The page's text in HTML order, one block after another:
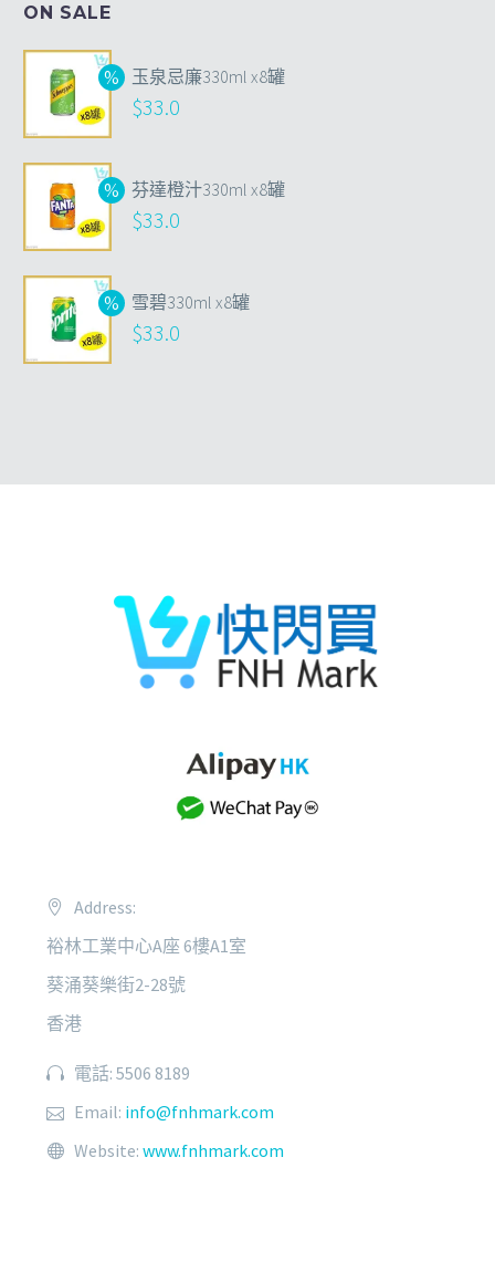
ON SALE
玉泉忌廉330ml x8罐
$33.0
芬達橙汁330ml x8罐
$33.0
雪碧330ml x8罐
$33.0
Address:
裕林工業中心A座 6樓A1室
葵涌葵樂街2-28號
香港
電話: 5506 8189
Email: info@fnhmark.com
Website: www.fnhmark.com